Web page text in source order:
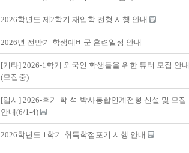
2026학년도 제2학기 재입학 전형 시행 안내
2026년 전반기 학생예비군 훈련일정 안내
[기타] 2026-1학기 외국인 학생들을 위한 튜터 모집 안내
(모집중)
[입시] 2026-후기 학·석·박사통합연계전형 신설 및 모집
안내(6/1-4)
2026학년도 1학기 취득학점포기 시행 안내